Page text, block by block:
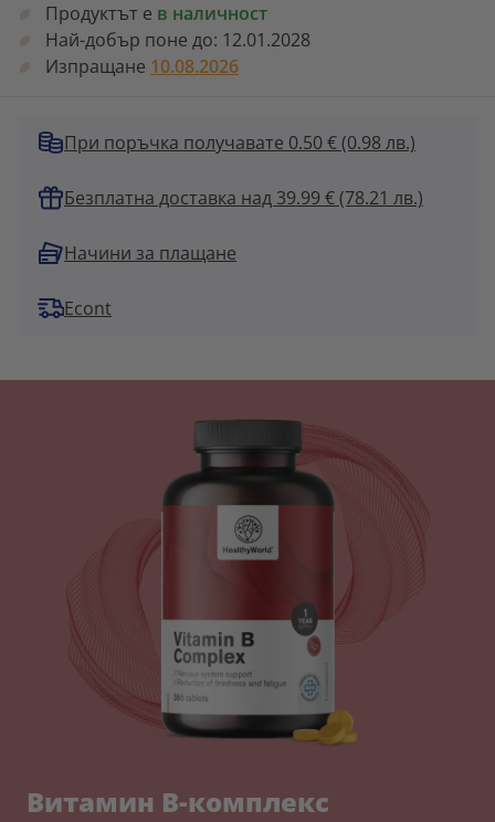
Продуктът е в наличност
Най-добър поне до: 12.01.2028
Изпращане 10.08.2026
При поръчка получавате 0.50 €(0.98 лв.)
Безплатна доставка над 39.99 € (78.21 лв.)
Начини за плащане
Econt
Витамин B-комплекс